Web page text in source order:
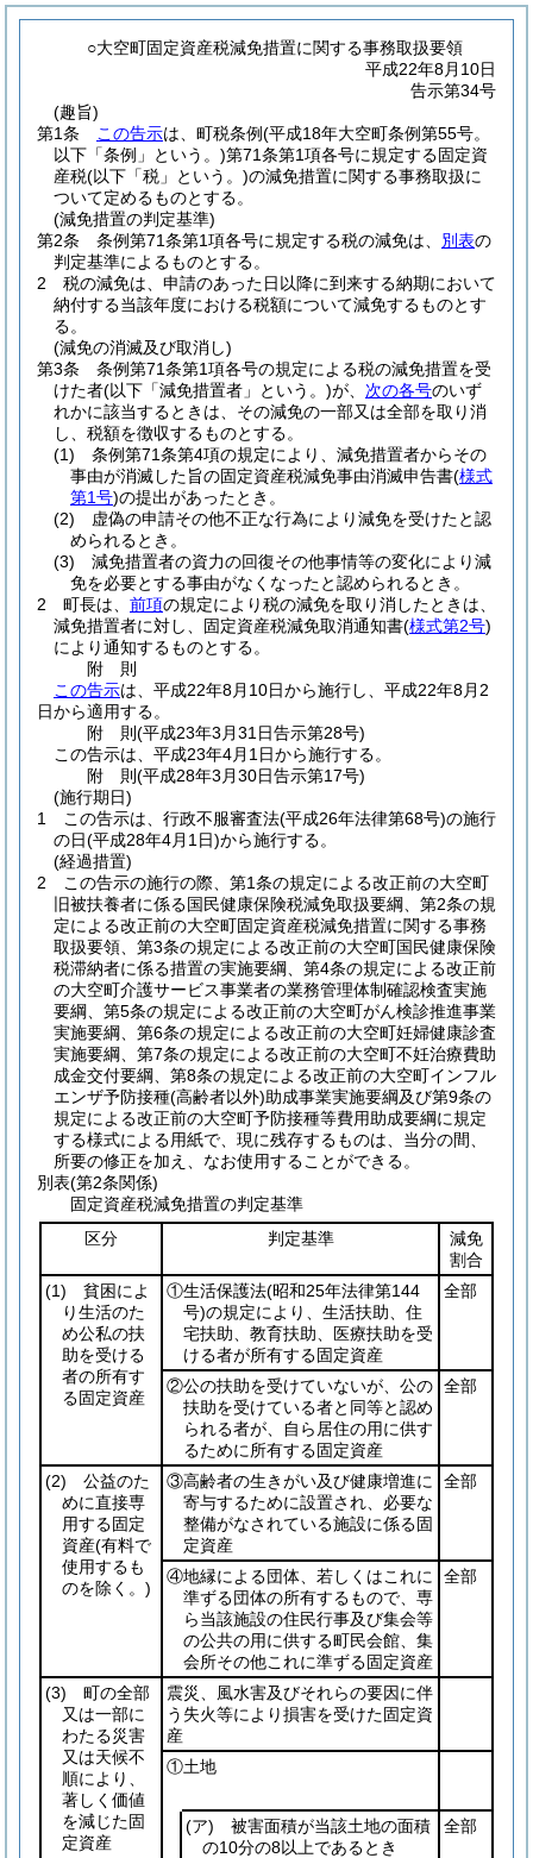
○大空町固定資産税減免措置に関する事務取扱要領
平成22年8月10日
告示第34号
(趣旨)
第1条
この告示は、町税条例(平成18年大空町条例第55号。
以下「条例」という。)第71条第1項各号に規定する固定資
産税(以下「税」という。)の減免措置に関する事務取扱に
ついて定めるものとする。
(減免措置の判定基準)
第2条
条例第71条第1項各号に規定する税の減免は、 別表の
判定基準によるものとする。
2
税の減免は、申請のあった日以降に到来する納期において
納付する当該年度における税額について減免するものとす
る。
(減免の消滅及び取消し)
第3条
条例第71条第1項各号の規定による税の減免措置を受
けた者(以下「減免措置者」という。)が、 次の各号のいず
れかに該当するときは、その減免の一部又は全部を取り消
し、税額を徴収するものとする。
(1)
条例第71条第4項の規定により、減免措置者からその
事由が消滅した旨の固定資産税減免事由消滅申告書(様式
第1号)の提出があったとき。
(2)
虚偽の申請その他不正な行為により減免を受けたと認
められるとき。
(3)
減免措置者の資力の回復その他事情等の変化により減
免を必要とする事由がなくなったと認められるとき。
2
町長は、 前項の規定により税の減免を取り消したときは、
減免措置者に対し、固定資産税減免取消通知書(様式第2号)
により通知するものとする。
附 則
この告示は、平成22年8月10日から施行し、平成22年8月2
日から適用する。
附 則(平成23年3月31日告示第28号)
この告示は、平成23年4月1日から施行する。
附 則(平成28年3月30日告示第17号)
(施行期日)
1
この告示は、行政不服審査法(平成26年法律第68号)の施行
の日(平成28年4月1日)から施行する。
(経過措置)
2
この告示の施行の際、第1条の規定による改正前の大空町
旧被扶養者に係る国民健康保険税減免取扱要綱、第2条の規
定による改正前の大空町固定資産税減免措置に関する事務
取扱要領、第3条の規定による改正前の大空町国民健康保険
税滞納者に係る措置の実施要綱、第4条の規定による改正前
の大空町介護サービス事業者の業務管理体制確認検査実施
要綱、第5条の規定による改正前の大空町がん検診推進事業
実施要綱、第6条の規定による改正前の大空町妊婦健康診査
実施要綱、第7条の規定による改正前の大空町不妊治療費助
成金交付要綱、第8条の規定による改正前の大空町インフル
エンザ予防接種(高齢者以外)助成事業実施要綱及び第9条の
規定による改正前の大空町予防接種等費用助成要綱に規定
する様式による用紙で、現に残存するものは、当分の間、
所要の修正を加え、なお使用することができる。
別表(第2条関係)
固定資産税減免措置の判定基準
区分
判定基準
減免
割合
(1) 貧困によ
り生活のた
め公私の扶
助を受ける
者の所有す
る固定資産
①生活保護法(昭和25年法律第144
号)の規定により、生活扶助、住
宅扶助、教育扶助、医療扶助を受
ける者が所有する固定資産
全部
②公の扶助を受けていないが、公の
扶助を受けている者と同等と認め
られる者が、自ら居住の用に供す
るために所有する固定資産
全部
(2) 公益のた
めに直接専
用する固定
資産(有料で
使用するも
のを除く。)
③高齢者の生きがい及び健康増進に
寄与するために設置され、必要な
整備がなされている施設に係る固
定資産
全部
④地縁による団体、若しくはこれに
準ずる団体の所有するもので、専
ら当該施設の住民行事及び集会等
の公共の用に供する町民会館、集
会所その他これに準ずる固定資産
全部
(3) 町の全部
又は一部に
わたる災害
又は天候不
順により、
著しく価値
を減じた固
定資産
震災、風水害及びそれらの要因に伴
う失火等により損害を受けた固定資
産
①土地
(ア) 被害面積が当該土地の面積
の10分の8以上であるとき
全部